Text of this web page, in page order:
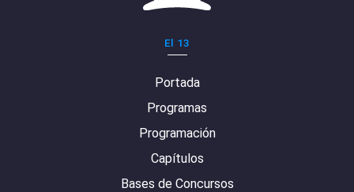
El 13
Portada
Programas
Programación
Capítulos
Bases de Concursos